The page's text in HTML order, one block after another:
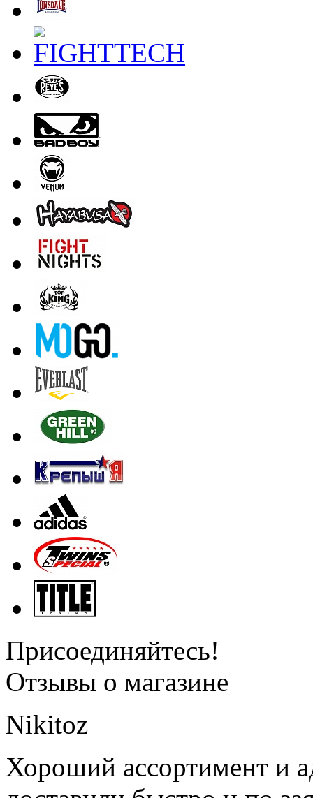
Присоединяйтесь!
Отзывы о магазине
Nikitoz
Хороший ассортимент и